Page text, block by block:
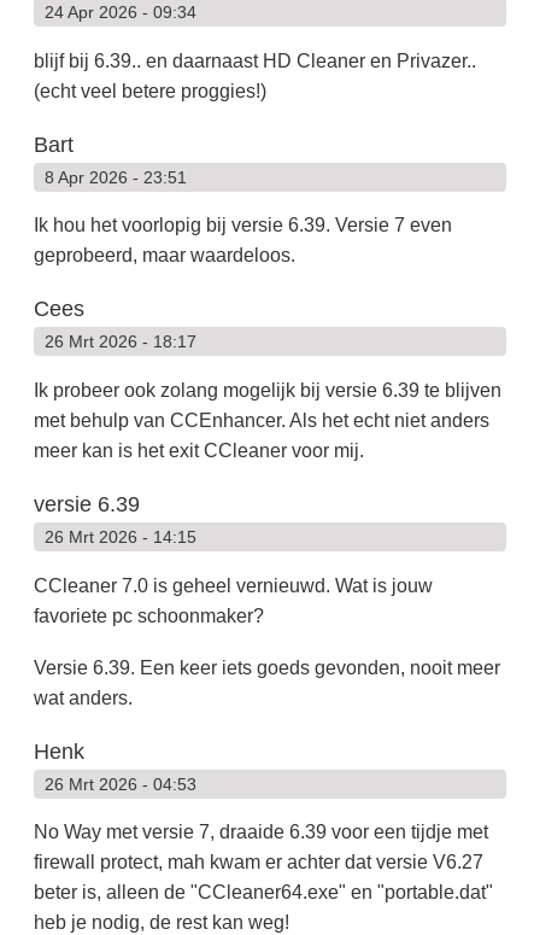
24 Apr 2026 - 09:34
blijf bij 6.39.. en daarnaast HD Cleaner en Privazer..
(echt veel betere proggies!)
Bart
8 Apr 2026 - 23:51
Ik hou het voorlopig bij versie 6.39. Versie 7 even
geprobeerd, maar waardeloos.
Cees
26 Mrt 2026 - 18:17
Ik probeer ook zolang mogelijk bij versie 6.39 te blijven
met behulp van CCEnhancer. Als het echt niet anders
meer kan is het exit CCleaner voor mij.
versie 6.39
26 Mrt 2026 - 14:15
CCleaner 7.0 is geheel vernieuwd. Wat is jouw
favoriete pc schoonmaker?
Versie 6.39. Een keer iets goeds gevonden, nooit meer
wat anders.
Henk
26 Mrt 2026 - 04:53
No Way met versie 7, draaide 6.39 voor een tijdje met
firewall protect, mah kwam er achter dat versie V6.27
beter is, alleen de "CCleaner64.exe" en "portable.dat"
heb je nodig, de rest kan weg!